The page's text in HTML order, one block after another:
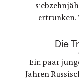
ertrunken.
anderes
große
Die
Ein paar
Jahren